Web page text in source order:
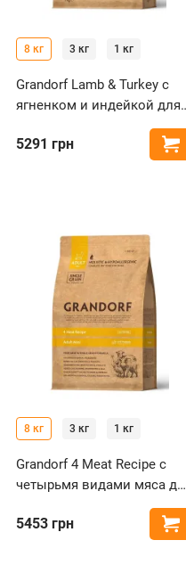
8 кг 3 кг 1 кг
Grandorf Lamb & Turkey с
ягненком и индейкой для
5291 грн
8 кг 3 кг 1 кг
Grandorf 4 Meat Recipe с
четырьмя видами мяса для
5453 грн